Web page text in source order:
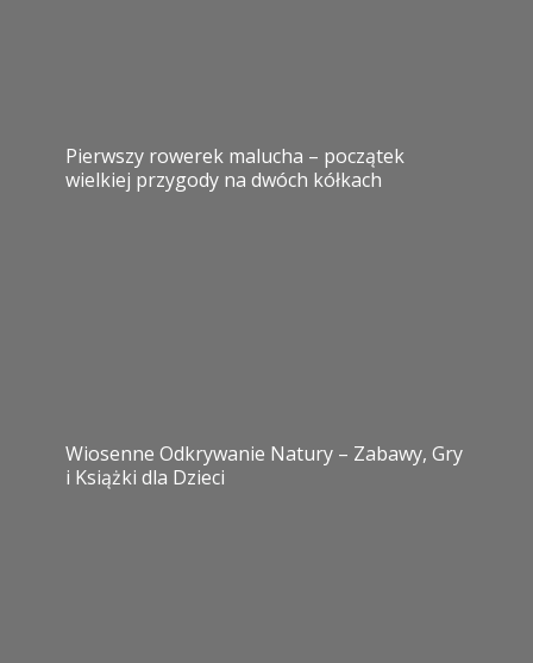
Pierwszy rowerek malucha – początek
wielkiej przygody na dwóch kółkach
Wiosenne Odkrywanie Natury – Zabawy, Gry
i Książki dla Dzieci